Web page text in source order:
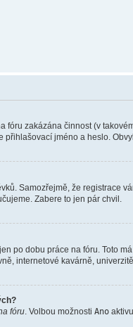
zakázána činnost (v
jméno a heslo.
Samozřejmě, že registrace
Zabere to jen pár chvil.
po dobu práce na fóru. Toto
internetové kavárně,
fóru. Volbou možnosti Ano